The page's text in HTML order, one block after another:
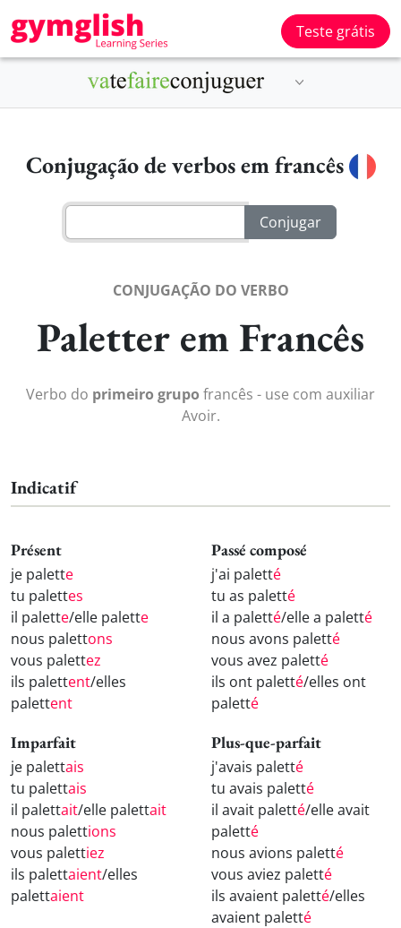
Teste grátis
Conjugação de verbos em francês
CONJUGAÇÃO DO VERBO
Paletter em Francês
Verbo do primeiro grupo francês - use com auxiliar
Avoir.
Indicatif
Présent
je palette
tu palettes
il palette/elle palette
nous palettons
vous palettez
ils palettent/elles
palettent
Passé composé
j'ai paletté
tu as paletté
il a paletté/elle a paletté
nous avons paletté
vous avez paletté
ils ont paletté/elles ont
paletté
Imparfait
je palettais
tu palettais
il palettait/elle palettait
nous palettions
vous palettiez
ils palettaient/elles
palettaient
Plus-que-parfait
j'avais paletté
tu avais paletté
il avait paletté/elle avait
paletté
nous avions paletté
vous aviez paletté
ils avaient paletté/elles
avaient paletté